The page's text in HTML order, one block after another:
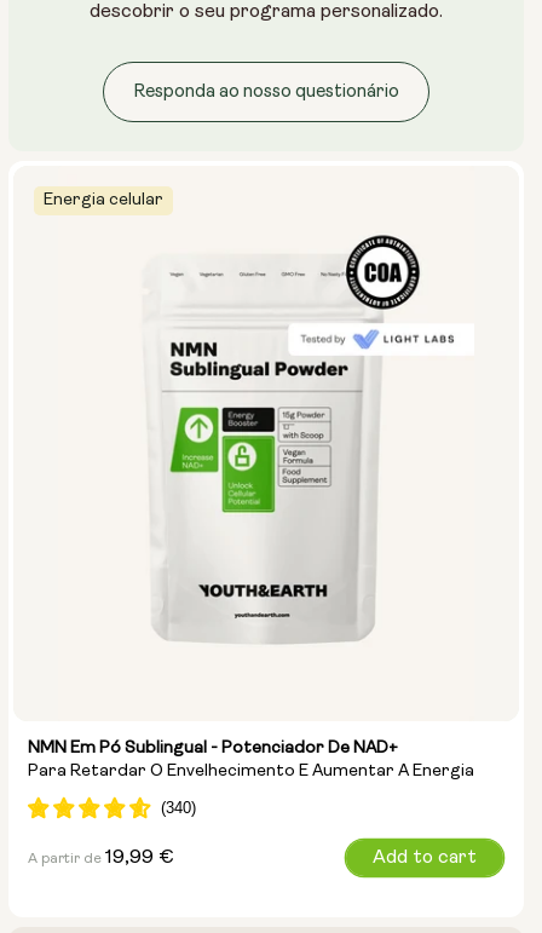
Energia celular
NMN Em Pó Sublingual - Potenciador De NAD+
Para Retardar O Envelhecimento E Aumentar A Energia
Preço
A partir de 19,99 € Add to cart
descobrir o seu programa personalizado.
Responda ao nosso questionário